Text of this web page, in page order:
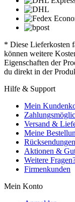
* Diese Lieferkosten
können weitere
Eigenschaften der
du direkt in der
Hilfe & Support
Mein
Versand &
Meine
Aktionen &
Weitere
Firmenkunden
Mein Konto